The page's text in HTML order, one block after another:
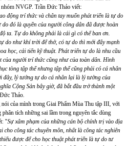
nhóm NVGP. Trần Đức Thảo viết:
động trí thức và chân tay muốn phát triển là tự do
đó là quyền của người công dân đã được hoàn
ta. Tự do không phải là cái gì có thể ban ơn.
do như khí trời để thở, có tự do thì mới đẩy mạnh
học, cải tiến kỹ thuật. Phát triển tự do là nhu cầu
của người trí thức cũng như của toàn dân. Hình
tòng tập thể nhưng tập thể cũng phải có cá nhân
đây, lý tưởng tự do cá nhân lại là lý tưởng của
Cộng Sản bây giờ, đã bắt đầu trở thành một
Thảo.
nói của mình trong Giai Phẩm Mùa Thu tập III, với
tích những sai lầm trong nguyên tắc dùng
"Sự xâm phạm của những cán bộ chính trị vào địa
cho công tác chuyên môn, nhất là công tác nghiên
được để cho học thuật phát triển là tự do tư